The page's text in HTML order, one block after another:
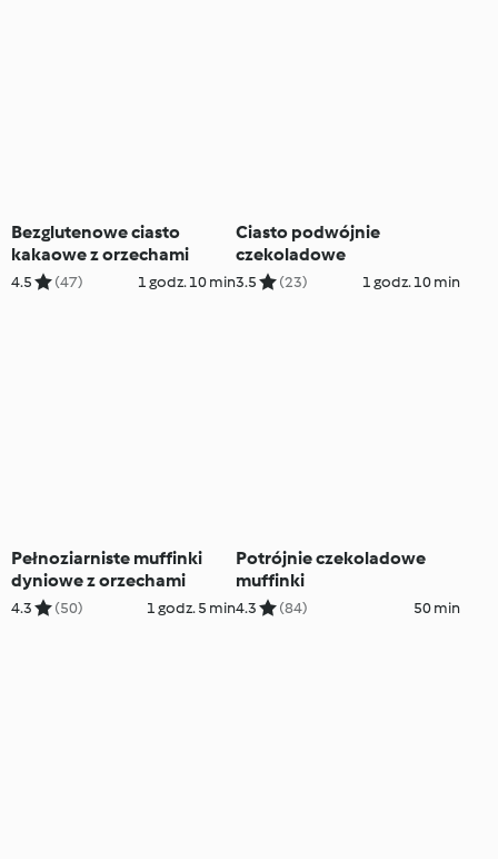
Bezglutenowe ciasto
kakaowe z orzechami
4.5 (47) 1 godz. 10 min
Ciasto podwójnie
czekoladowe
3.5 (23) 1 godz. 10 min
Pełnoziarniste muffinki
dyniowe z orzechami
4.3 (50) 1 godz. 5 min
Potrójnie czekoladowe
muffinki
4.3 (84) 50 min